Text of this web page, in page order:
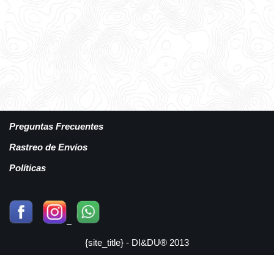
Preguntas Frecuentes
Rastreo de Envíos
Políticas
{site_title} - DI&DU® 2013